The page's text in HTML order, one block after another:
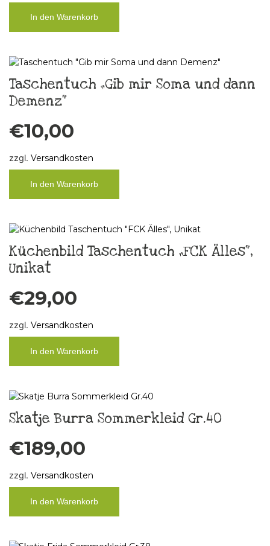
In den Warenkorb
Taschentuch „Gib mir Soma und dann
Demenz“
€10,00
zzgl. Versandkosten
In den Warenkorb
Küchenbild Taschentuch „FCK Älles“,
Unikat
€29,00
zzgl. Versandkosten
In den Warenkorb
Skatje Burra Sommerkleid Gr.40
€189,00
zzgl. Versandkosten
In den Warenkorb